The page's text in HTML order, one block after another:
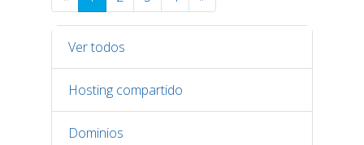
Ver todos
Hosting compartido
Dominios